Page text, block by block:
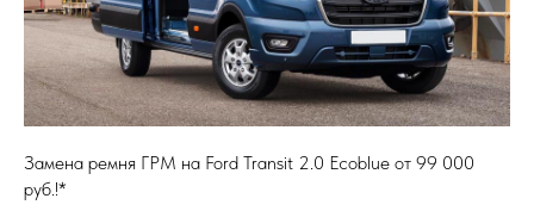
Замена ремня ГРМ на Ford Transit 2.0 Ecoblue от 99 000
руб.!*